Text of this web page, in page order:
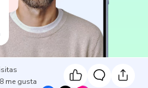
me gusta